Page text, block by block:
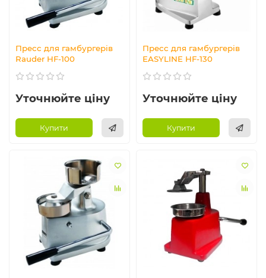
Пресс для гамбургерів
Rauder HF-100
Уточнюйте ціну
Купити
Пресс для гамбургерів
EASYLINE HF-130
Уточнюйте ціну
Купити